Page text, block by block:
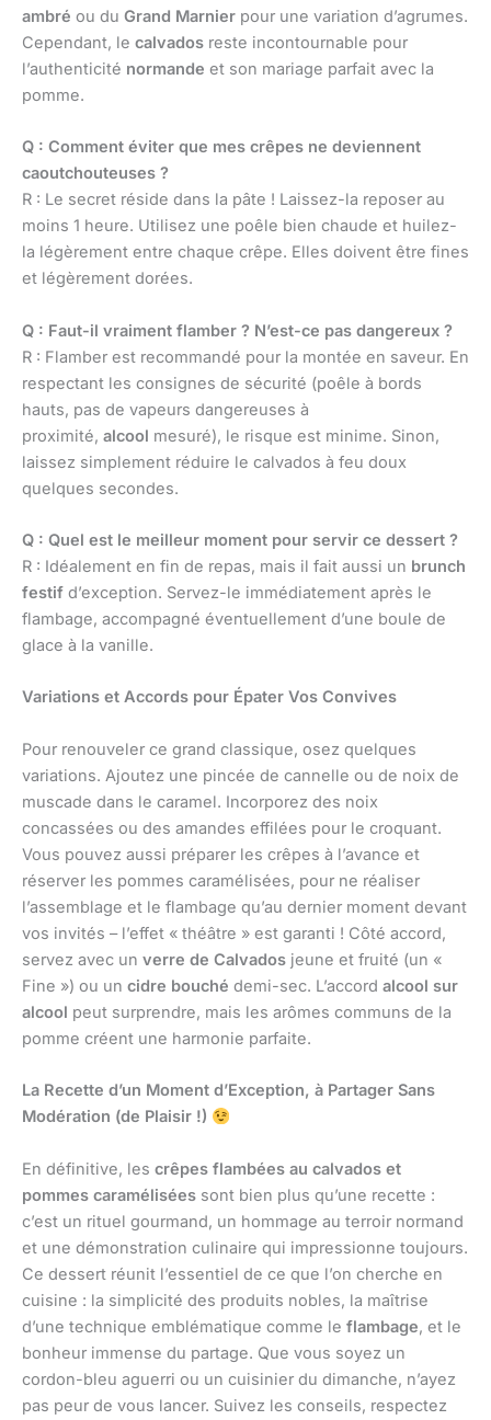
ambré ou du Grand Marnier pour une variation d’agrumes.
Cependant, le calvados reste incontournable pour
l’authenticité normande et son mariage parfait avec la
pomme.
Q : Comment éviter que mes crêpes ne deviennent
caoutchouteuses ?
R : Le secret réside dans la pâte ! Laissez-la reposer au
moins 1 heure. Utilisez une poêle bien chaude et huilez-
la légèrement entre chaque crêpe. Elles doivent être fines
et légèrement dorées.
Q : Faut-il vraiment flamber ? N’est-ce pas dangereux ?
R : Flamber est recommandé pour la montée en saveur. En
respectant les consignes de sécurité (poêle à bords
hauts, pas de vapeurs dangereuses à
proximité, alcool mesuré), le risque est minime. Sinon,
laissez simplement réduire le calvados à feu doux
quelques secondes.
Q : Quel est le meilleur moment pour servir ce dessert ?
R : Idéalement en fin de repas, mais il fait aussi un brunch
festif d’exception. Servez-le immédiatement après le
flambage, accompagné éventuellement d’une boule de
glace à la vanille.
Variations et Accords pour Épater Vos Convives
Pour renouveler ce grand classique, osez quelques
variations. Ajoutez une pincée de cannelle ou de noix de
muscade dans le caramel. Incorporez des noix
concassées ou des amandes effilées pour le croquant.
Vous pouvez aussi préparer les crêpes à l’avance et
réserver les pommes caramélisées, pour ne réaliser
l’assemblage et le flambage qu’au dernier moment devant
vos invités – l’effet « théâtre » est garanti ! Côté accord,
servez avec un verre de Calvados jeune et fruité (un «
Fine ») ou un cidre bouché demi-sec. L’accord alcool sur
alcool peut surprendre, mais les arômes communs de la
pomme créent une harmonie parfaite.
La Recette d’un Moment d’Exception, à Partager Sans
Modération (de Plaisir !)
En définitive, les crêpes flambées au calvados et
pommes caramélisées sont bien plus qu’une recette :
c’est un rituel gourmand, un hommage au terroir normand
et une démonstration culinaire qui impressionne toujours.
Ce dessert réunit l’essentiel de ce que l’on cherche en
cuisine : la simplicité des produits nobles, la maîtrise
d’une technique emblématique comme le flambage, et le
bonheur immense du partage. Que vous soyez un
cordon-bleu aguerri ou un cuisinier du dimanche, n’ayez
pas peur de vous lancer. Suivez les conseils, respectez